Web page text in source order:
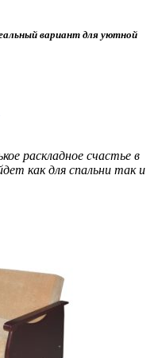
вариант для уютной
раскладное счастье в
как для спальни так и